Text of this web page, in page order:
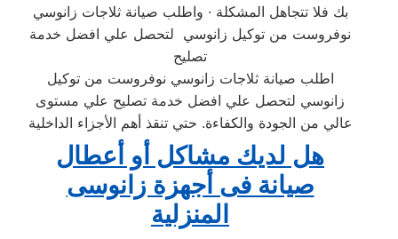
بك فلا تتجاهل المشكلة · واطلب صيانة ثلاجات زانوسي
نوفروست من توكيل زانوسي لتحصل علي افضل خدمة
تصليح
اطلب صيانة ثلاجات زانوسي نوفروست من توكيل
زانوسي لتحصل علي افضل خدمة تصليح علي مستوى
عالي من الجودة والكفاءة. حتي تنقذ أهم الأجزاء الداخلية
هل لديك مشاكل أو أعطال
صيانة فى أجهزة زانوسى
المنزلية